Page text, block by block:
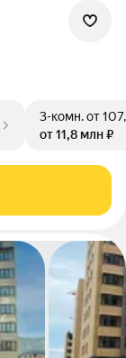
3-комн.от
от 11,8 млн ₽